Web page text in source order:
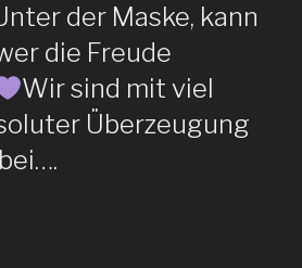
der Maske, kann
die Freude
Wir sind mit viel
Überzeugung